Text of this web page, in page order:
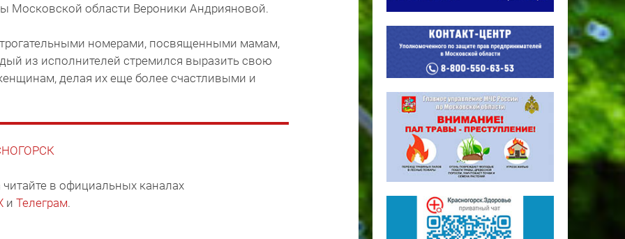
Московской области Вероники Андрияновой.
номерами, посвященными мамам,
из исполнителей стремился выразить свою
делая их еще более счастливыми и
в официальных каналах
и Телеграм.